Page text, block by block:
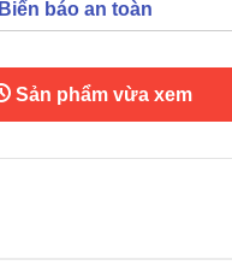
Biển báo an toàn
Sản phẩm vừa xem